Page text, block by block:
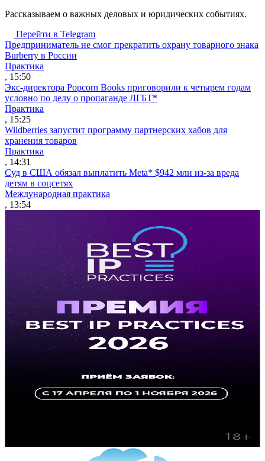
Рассказываем о важных деловых и юридических событиях.
Перейти в Telegram
Предприниматель не смог прекратить охрану товарного знака
Burberry в России
Практика
, 15:50
Экс-директора Popcorn Books приговорили к четырем годам
условно по делу о пропаганде ЛГБТ*
Практика
, 15:25
Wildberries запустит программу партнерских хабов для
хранения товаров
Практика
, 14:31
Суд в США обязал выплатить Meta* $942 млн из-за вреда
детям в соцсетях
Международная практика
, 13:54